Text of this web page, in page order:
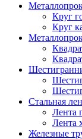
Круг
Круг
Стальная
Лента
Лента
Железные